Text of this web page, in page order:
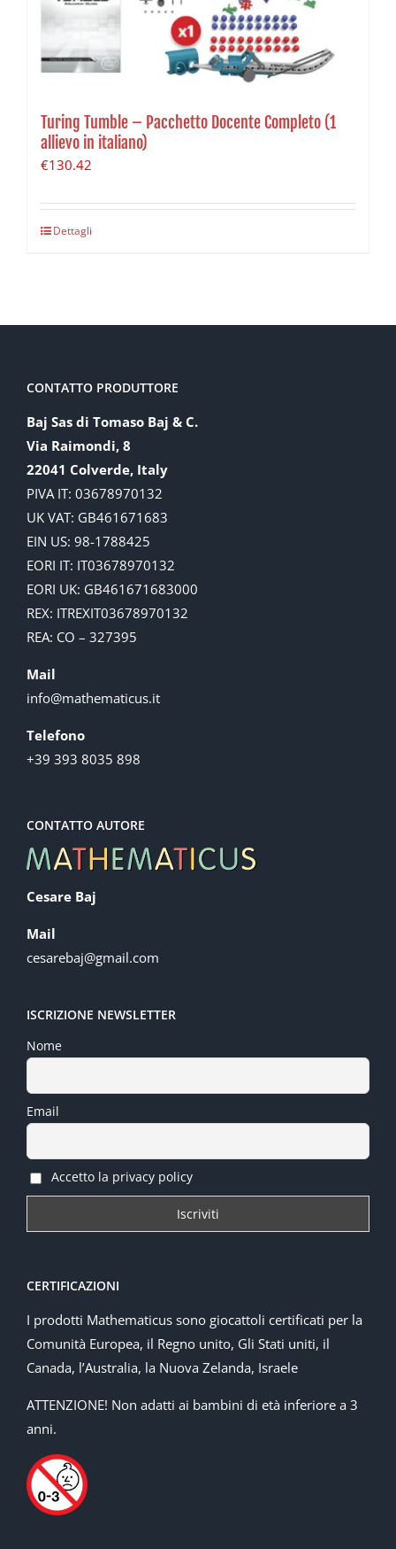
Turing Tumble – Pacchetto Docente Completo (1
allievo in italiano)
€130.42
Dettagli
CONTATTO PRODUTTORE
Baj Sas di Tomaso Baj & C.
Via Raimondi, 8
22041 Colverde, Italy
PIVA IT: 03678970132
UK VAT: GB461671683
EIN US: 98-1788425
EORI IT: IT03678970132
EORI UK: GB461671683000
REX: ITREXIT03678970132
REA: CO – 327395
Mail
info@mathematicus.it
Telefono
+39 393 8035 898
CONTATTO AUTORE
Cesare Baj
Mail
cesarebaj@gmail.com
ISCRIZIONE NEWSLETTER
Nome
Email
Accetto la privacy policy
CERTIFICAZIONI
I prodotti Mathematicus sono giocattoli certificati per la
Comunità Europea, il Regno unito, Gli Stati uniti, il
Canada, l’Australia, la Nuova Zelanda, Israele
ATTENZIONE! Non adatti ai bambini di età inferiore a 3
anni.